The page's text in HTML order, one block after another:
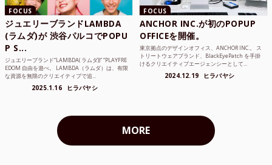
FOCUS
ジュエリーブランドLAMBDA
(ラムダ)が 渋谷パルコでPOPU
P S...
ジュエリーブランド“LAMBDA( ラムダ))” “PLAYFRE
EDOM 自由を遊べ。 LAMBDA（ラムダ）は、有限
な資源を無限のクリエイティブで追...
2025.1.16 ヒラバヤシ
FOCUS
ANCHOR INC.が初のPOPUP
OFFICEを開催。
東京拠点のデザインオフィス、ANCHOR INC.。 ス
トリートウェアブランド、BlackEyePatch を手掛
けるクリエイティブエージェンシーとして...
2024.12.19 ヒラバヤシ
MORE